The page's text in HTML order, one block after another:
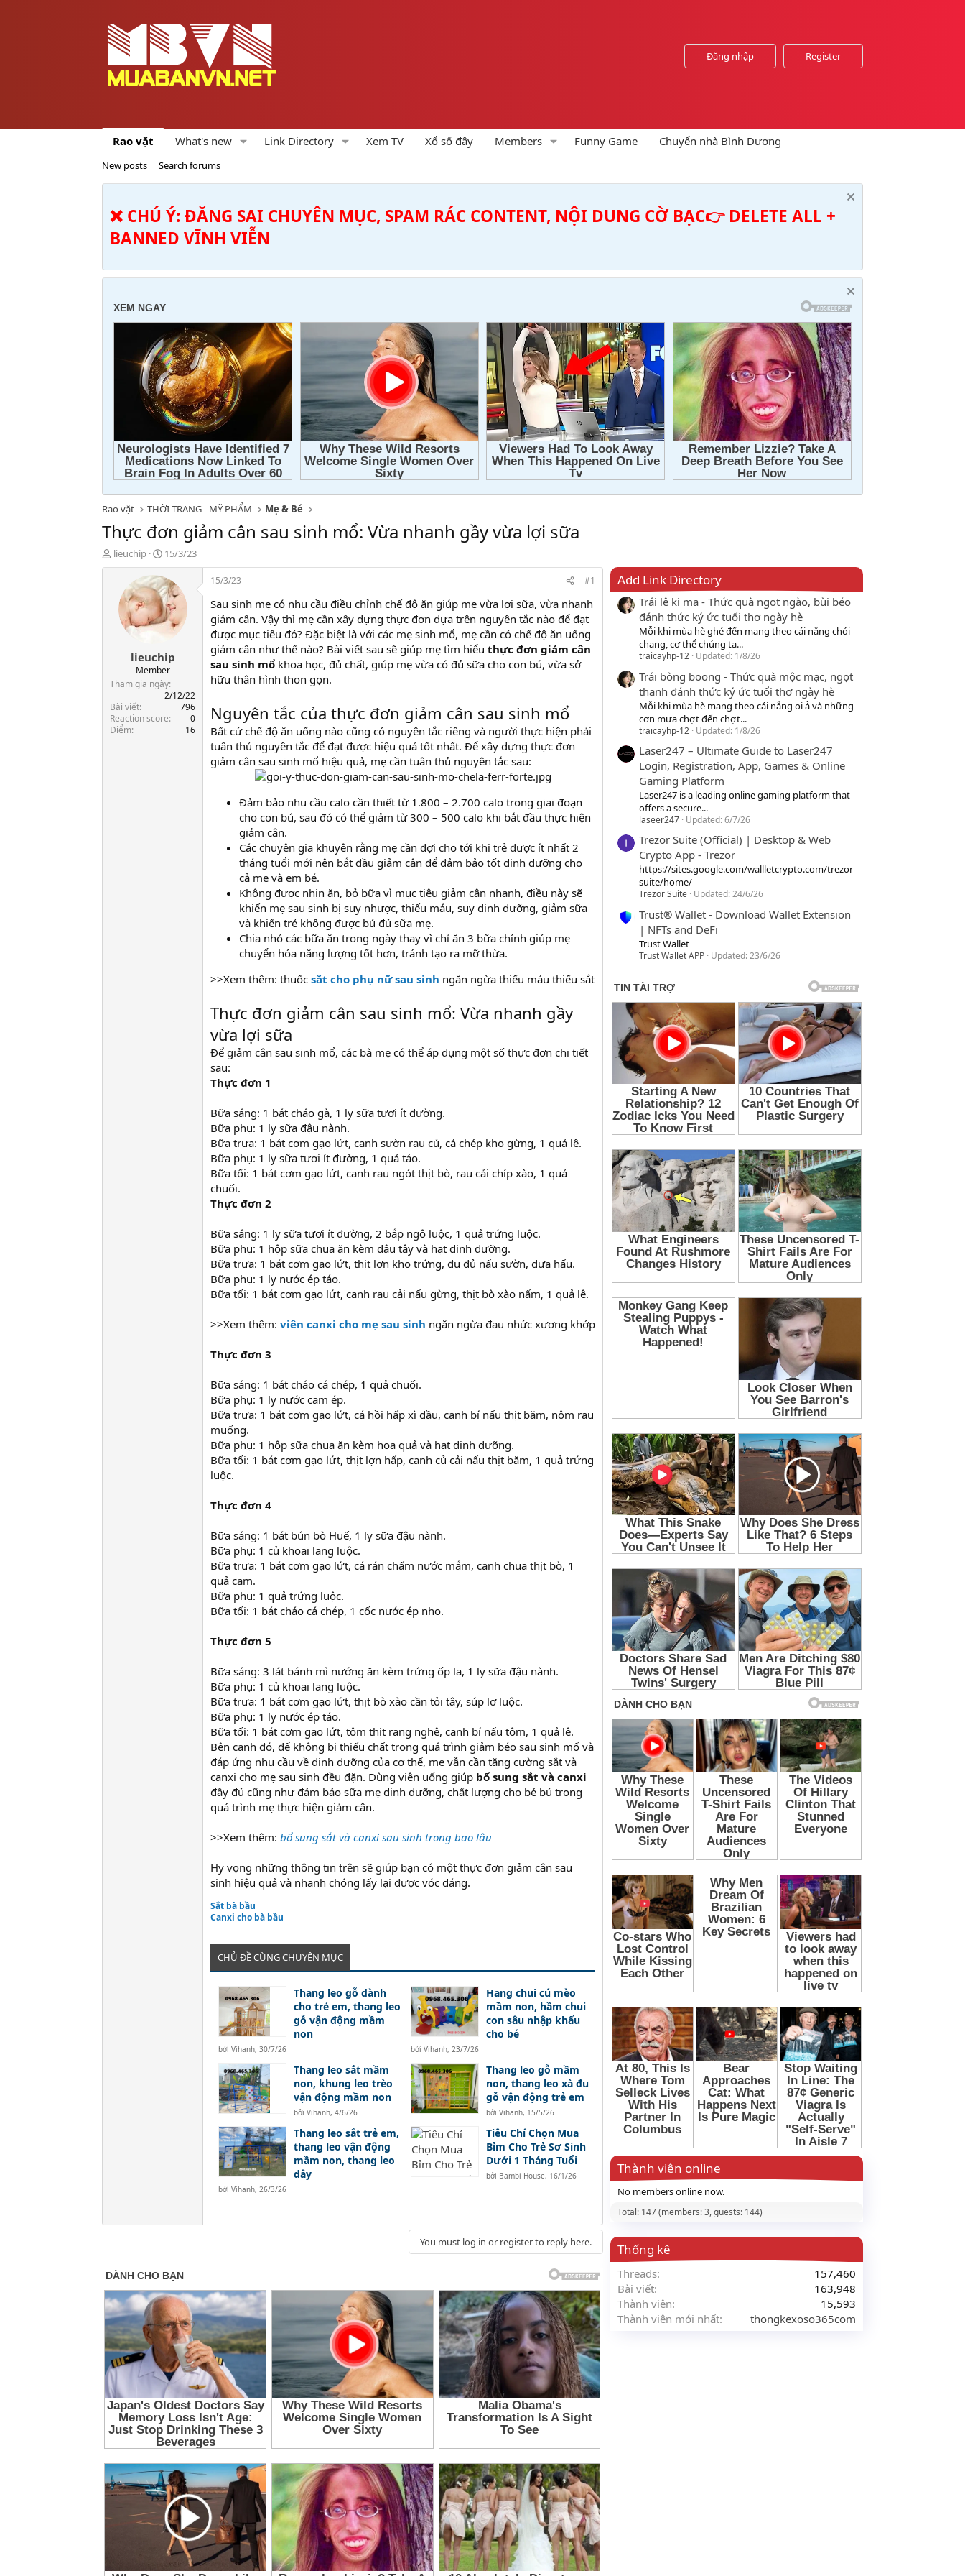
Đăng nhập Register
Rao vặt What's new Link Directory Xem TV Xổ số đây Members Funny Game Chuyển nhà Bình Dương
New posts Search forums
❌ CHÚ Ý: ĐĂNG SAI CHUYÊN MỤC, SPAM RÁC CONTENT, NỘI DUNG CỜ BẠC👉 DELETE ALL +
BANNED VĨNH VIỄN
Rao vặt THỜI TRANG - MỸ PHẨM Mẹ & Bé
Thực đơn giảm cân sau sinh mổ: Vừa nhanh gầy vừa lợi sữa
T
h
t
r
lieuchip
N
g
à
y
g
ử
15/3/23
lieuchip
Member
Tham gia ngày
2/12/22
Bài viết
796
Reaction score
0
Điểm
16
15/3/23 #1
Sau sinh mẹ có nhu cầu điều chỉnh chế độ ăn giúp mẹ vừa lợi sữa, vừa nhanh
giảm cân. Vậy thì mẹ cần xây dựng thực đơn dựa trên nguyên tắc nào để đạt
được mục tiêu đó? Đặc biệt là với các mẹ sinh mổ, mẹ cần có chế độ ăn uống
giảm cân như thế nào? Bài viết sau sẽ giúp mẹ tìm hiểu thực đơn giảm cân
sau sinh mổ khoa học, đủ chất, giúp mẹ vừa có đủ sữa cho con bú, vừa sở
hữu thân hình thon gọn.
Nguyên tắc của thực đơn giảm cân sau sinh mổ
Bất cứ chế độ ăn uống nào cũng có nguyên tắc riêng và người thực hiện phải
tuân thủ nguyên tắc để đạt được hiệu quả tốt nhất. Để xây dựng thực đơn
giảm cân sau sinh mổ hiệu quả, mẹ cần tuân thủ nguyên tắc sau:
Đảm bảo nhu cầu calo cần thiết từ 1.800 – 2.700 calo trong giai đoạn
cho con bú, sau đó có thể giảm từ 300 – 500 calo khi bắt đầu thực hiện
giảm cân.
Các chuyên gia khuyên rằng mẹ cần đợi cho tới khi trẻ được ít nhất 2
tháng tuổi mới nên bắt đầu giảm cân để đảm bảo tốt dinh dưỡng cho
cả mẹ và em bé.
Không được nhịn ăn, bỏ bữa vì mục tiêu giảm cân nhanh, điều này sẽ
khiến mẹ sau sinh bị suy nhược, thiếu máu, suy dinh dưỡng, giảm sữa
và khiến trẻ không được bú đủ sữa mẹ.
Chia nhỏ các bữa ăn trong ngày thay vì chỉ ăn 3 bữa chính giúp mẹ
chuyển hóa năng lượng tốt hơn, tránh tạo ra mỡ thừa.
>>Xem thêm: thuốc sắt cho phụ nữ sau sinh ngăn ngừa thiếu máu thiếu sắt
Thực đơn giảm cân sau sinh mổ: Vừa nhanh gầy
vừa lợi sữa
Để giảm cân sau sinh mổ, các bà mẹ có thể áp dụng một số thực đơn chi tiết
sau:
Thực đơn 1
Bữa sáng: 1 bát cháo gà, 1 ly sữa tươi ít đường.
Bữa phụ: 1 ly sữa đậu nành.
Bữa trưa: 1 bát cơm gạo lứt, canh sườn rau củ, cá chép kho gừng, 1 quả lê.
Bữa phụ: 1 ly sữa tươi ít đường, 1 quả táo.
Bữa tối: 1 bát cơm gạo lứt, canh rau ngót thịt bò, rau cải chíp xào, 1 quả
chuối.
Thực đơn 2
Bữa sáng: 1 ly sữa tươi ít đường, 2 bắp ngô luộc, 1 quả trứng luộc.
Bữa phụ: 1 hộp sữa chua ăn kèm dâu tây và hạt dinh dưỡng.
Bữa trưa: 1 bát cơm gạo lứt, thịt lợn kho trứng, đu đủ nấu sườn, dưa hấu.
Bữa phụ: 1 ly nước ép táo.
Bữa tối: 1 bát cơm gạo lứt, canh rau cải nấu gừng, thịt bò xào nấm, 1 quả lê.
>>Xem thêm: viên canxi cho mẹ sau sinh ngăn ngừa đau nhức xương khớp
Thực đơn 3
Bữa sáng: 1 bát cháo cá chép, 1 quả chuối.
Bữa phụ: 1 ly nước cam ép.
Bữa trưa: 1 bát cơm gạo lứt, cá hồi hấp xì dầu, canh bí nấu thịt băm, nộm rau
muống.
Bữa phụ: 1 hộp sữa chua ăn kèm hoa quả và hạt dinh dưỡng.
Bữa tối: 1 bát cơm gạo lứt, thịt lợn hấp, canh củ cải nấu thịt băm, 1 quả trứng
luộc.
Thực đơn 4
Bữa sáng: 1 bát bún bò Huế, 1 ly sữa đậu nành.
Bữa phụ: 1 củ khoai lang luộc.
Bữa trưa: 1 bát cơm gạo lứt, cá rán chấm nước mắm, canh chua thịt bò, 1
quả cam.
Bữa phụ: 1 quả trứng luộc.
Bữa tối: 1 bát cháo cá chép, 1 cốc nước ép nho.
Thực đơn 5
Bữa sáng: 3 lát bánh mì nướng ăn kèm trứng ốp la, 1 ly sữa đậu nành.
Bữa phụ: 1 củ khoai lang luộc.
Bữa trưa: 1 bát cơm gạo lứt, thịt bò xào cần tỏi tây, súp lơ luộc.
Bữa phụ: 1 ly nước ép táo.
Bữa tối: 1 bát cơm gạo lứt, tôm thịt rang nghệ, canh bí nấu tôm, 1 quả lê.
Bên cạnh đó, để không bị thiếu chất trong quá trình giảm béo sau sinh mổ và
đáp ứng nhu cầu về dinh dưỡng của cơ thể, mẹ vẫn cần tăng cường sắt và
canxi cho mẹ sau sinh đều đặn. Dùng viên uống giúp bổ sung sắt và canxi
đầy đủ cũng như đảm bảo sữa mẹ dinh dưỡng, chất lượng cho bé bú trong
quá trình mẹ thực hiện giảm cân.
>>Xem thêm: bổ sung sắt và canxi sau sinh trong bao lâu
Hy vọng những thông tin trên sẽ giúp bạn có một thực đơn giảm cân sau
sinh hiệu quả và nhanh chóng lấy lại được vóc dáng.
Sắt bà bầu
Canxi cho bà bầu
CHỦ ĐỀ CÙNG CHUYÊN MỤC
Thang leo gỗ dành
cho trẻ em, thang leo
gỗ vận động mầm
non
bởi Vihanh, 30/7/26
Hang chui cú mèo
mầm non, hầm chui
con sâu nhập khẩu
cho bé
bởi Vihanh, 23/7/26
Thang leo sắt mầm
non, khung leo trèo
vận động mầm non
bởi Vihanh, 4/6/26
Thang leo gỗ mầm
non, thang leo xà đu
gỗ vận động trẻ em
bởi Vihanh, 15/5/26
Thang leo sắt trẻ em,
thang leo vận động
mầm non, thang leo
dây
bởi Vihanh, 26/3/26
Tiêu Chí Chọn Mua
Bỉm Cho Trẻ Sơ Sinh
Dưới 1 Tháng Tuổi
bởi Bambi House, 16/1/26
You must log in or register to reply here.
Add Link Directory
Trái lê ki ma - Thức quà ngọt ngào, bùi béo
đánh thức ký ức tuổi thơ ngày hè
Mỗi khi mùa hè ghé đến mang theo cái nắng chói
chang, cơ thể chúng ta...
traicayhp-12 Updated: 1/8/26
Trái bòng boong - Thức quà mộc mạc, ngọt
thanh đánh thức ký ức tuổi thơ ngày hè
Mỗi khi mùa hè mang theo cái nắng oi ả và những
cơn mưa chợt đến chợt...
traicayhp-12 Updated: 1/8/26
Laser247 – Ultimate Guide to Laser247
Login, Registration, App, Games & Online
Gaming Platform
Laser247 is a leading online gaming platform that
offers a secure...
laseer247 Updated:6/7/26
Trezor Suite (Official) | Desktop & Web
Crypto App - Trezor
https://sites.google.com/wallletcrypto.com/trezor-
suite/home/
Trezor Suite Updated:24/6/26
Trust® Wallet - Download Wallet Extension
| NFTs and DeFi
Trust Wallet
Trust Wallet APP Updated:23/6/26
Thành viên online
No members online now.
Total: 147 (members: 3, guests: 144)
Thống kê
Threads
157,460
Bài viết
163,948
Thành viên
15,593
Thành viên mới nhất
thongkexoso365com